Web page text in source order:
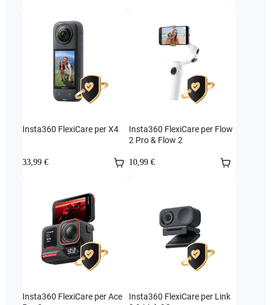
Insta360 FlexiCare per X4
33,99 €
Insta360 FlexiCare per Flow
2 Pro & Flow 2
10,99 €
Insta360 FlexiCare per Ace
Insta360 FlexiCare per Link